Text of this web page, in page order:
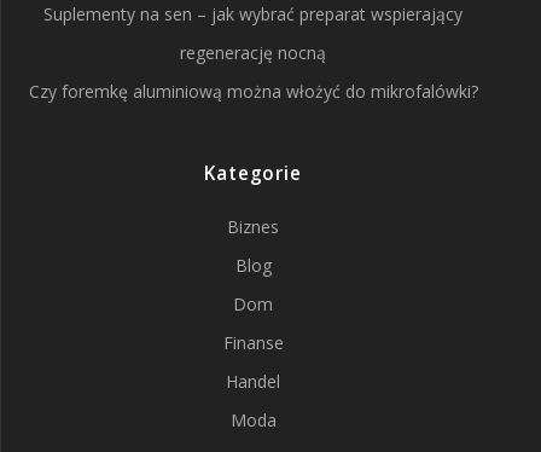
Suplementy na sen – jak wybrać preparat wspierający
regenerację nocną
Czy foremkę aluminiową można włożyć do mikrofalówki?
Kategorie
Biznes
Blog
Dom
Finanse
Handel
Moda